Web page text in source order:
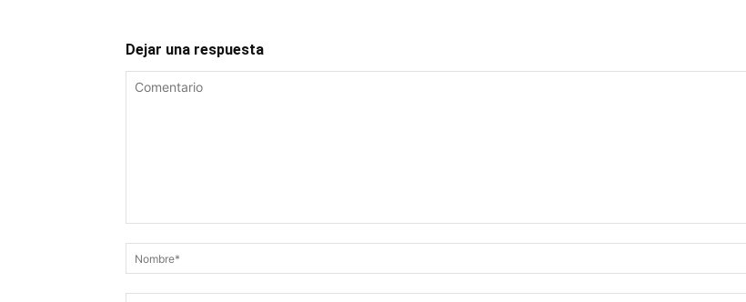
Dejar una respuesta